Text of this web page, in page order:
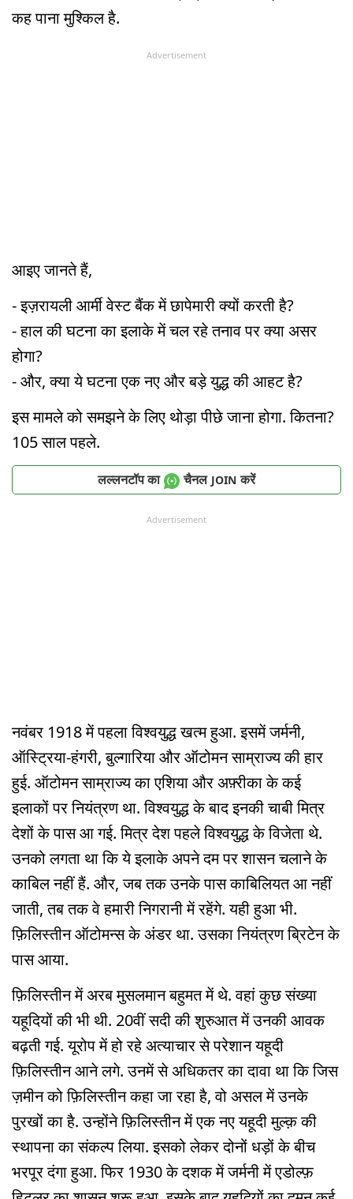
कह पाना मुश्किल है.
Advertisement
आइए जानते हैं,
- इज़रायली आर्मी वेस्ट बैंक में छापेमारी क्यों करती है?
- हाल की घटना का इलाके में चल रहे तनाव पर क्या असर
होगा?
- और, क्या ये घटना एक नए और बड़े युद्ध की आहट है?
इस मामले को समझने के लिए थोड़ा पीछे जाना होगा. कितना?
105 साल पहले.
लल्लनटॉप का चैनल JOIN करें
Advertisement
नवंबर 1918 में पहला विश्वयुद्ध खत्म हुआ. इसमें जर्मनी,
ऑस्ट्रिया-हंगरी, बुल्गारिया और ऑटोमन साम्राज्य की हार
हुई. ऑटोमन साम्राज्य का एशिया और अफ़्रीका के कई
इलाकों पर नियंत्रण था. विश्वयुद्ध के बाद इनकी चाबी मित्र
देशों के पास आ गई. मित्र देश पहले विश्वयुद्ध के विजेता थे.
उनको लगता था कि ये इलाके अपने दम पर शासन चलाने के
काबिल नहीं हैं. और, जब तक उनके पास काबिलियत आ नहीं
जाती, तब तक वे हमारी निगरानी में रहेंगे. यही हुआ भी.
फ़िलिस्तीन ऑटोमन्स के अंडर था. उसका नियंत्रण ब्रिटेन के
पास आया.
फ़िलिस्तीन में अरब मुसलमान बहुमत में थे. वहां कुछ संख्या
यहूदियों की भी थी. 20वीं सदी की शुरुआत में उनकी आवक
बढ़ती गई. यूरोप में हो रहे अत्याचार से परेशान यहूदी
फ़िलिस्तीन आने लगे. उनमें से अधिकतर का दावा था कि जिस
ज़मीन को फ़िलिस्तीन कहा जा रहा है, वो असल में उनके
पुरखों का है. उन्होंने फ़िलिस्तीन में एक नए यहूदी मुल्क़ की
स्थापना का संकल्प लिया. इसको लेकर दोनों धड़ों के बीच
भरपूर दंगा हुआ. फिर 1930 के दशक में जर्मनी में एडोल्फ़